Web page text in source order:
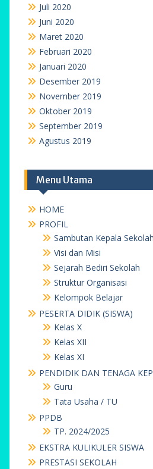
Juli 2020
Juni 2020
Maret 2020
Februari 2020
Januari 2020
Desember 2019
November 2019
Oktober 2019
September 2019
Agustus 2019
Menu Utama
HOME
PROFIL
Sambutan Kepala Sekolah
Visi dan Misi
Sejarah Bediri Sekolah
Struktur Organisasi
Kelompok Belajar
PESERTA DIDIK (SISWA)
Kelas X
Kelas XII
Kelas XI
PENDIDIK DAN TENAGA
Guru
Tata Usaha / TU
PPDB
TP. 2024/2025
EKSTRA KULIKULER SISWA
PRESTASI SEKOLAH